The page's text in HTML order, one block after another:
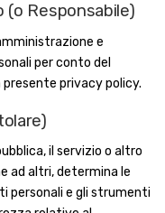
(o Responsabile)
e
per conto del
privacy policy.
il servizio o altro
ad altri, determina le
personali e gli strumenti